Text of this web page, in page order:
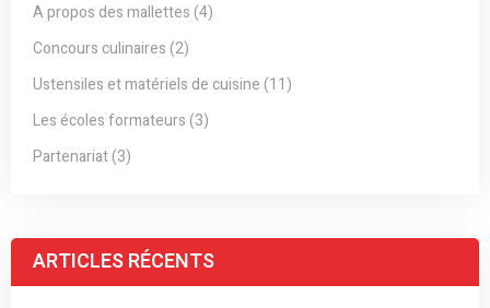
A propos des mallettes (4)
Concours culinaires (2)
Ustensiles et matériels de cuisine (11)
Les écoles formateurs (3)
Partenariat (3)
ARTICLES RÉCENTS